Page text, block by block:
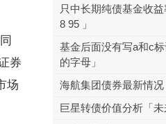
券
场
只中长期纯债基金收
8 95 」
基金后面没有写a和c
的字母」
海航集团债券最新情况
巨星转债价值分析「未